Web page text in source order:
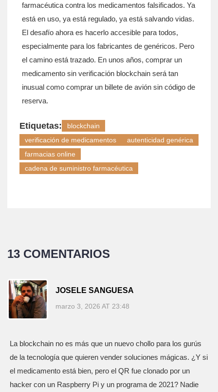
farmacéutica contra los medicamentos falsificados. Ya
está en uso, ya está regulado, ya está salvando vidas.
El desafío ahora es hacerlo accesible para todos,
especialmente para los fabricantes de genéricos. Pero
el camino está trazado. En unos años, comprar un
medicamento sin verificación blockchain será tan
inusual como comprar un billete de avión sin código de
reserva.
Etiquetas:
blockchain
verificación de medicamentos
autenticidad genérica
farmacias online
cadena de suministro farmacéutica
13 COMENTARIOS
JOSELE SANGUESA
marzo 3, 2026 AT 23:48
La blockchain no es más que un nuevo chollo para los gurús
de la tecnología que quieren vender soluciones mágicas. ¿Y si
el medicamento está bien, pero el QR fue clonado por un
hacker con un Raspberry Pi y un programa de 2021? Nadie